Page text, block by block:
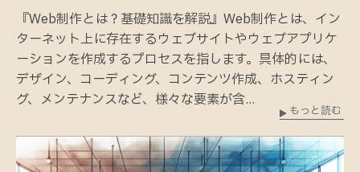
『Web制作とは？基礎知識を解説』Web制作とは、イン
ターネット上に存在するウェブサイトやウェブアプリケ
ーションを作成するプロセスを指します。具体的には、
デザイン、コーディング、コンテンツ作成、ホスティン
グ、メンテナンスなど、様々な要素が含...
もっと読む